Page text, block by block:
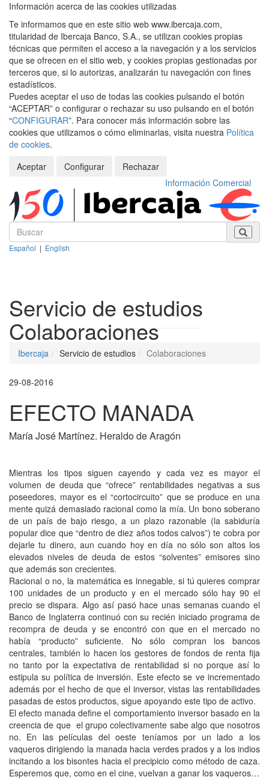
Información acerca de las cookies utilizadas
Te informamos que en este sitio web www.ibercaja.com,
titularidad de Ibercaja Banco, S.A., se utilizan cookies propias
técnicas que permiten el acceso a la navegación y a los servicios
que se ofrecen en el sitio web, y cookies propias gestionadas por
terceros que, si lo autorizas, analizarán tu navegación con fines
estadísticos.
Puedes aceptar el uso de todas las cookies pulsando el botón
“ACEPTAR” o configurar o rechazar su uso pulsando en el botón
“CONFIGURAR”. Para conocer más información sobre las
cookies que utilizamos o cómo eliminarlas, visita nuestra Política
de cookies.
Aceptar
Configurar
Rechazar
Información Comercial
Español | English
Servicio de estudios
Colaboraciones
Ibercaja Servicio de estudios Colaboraciones
29-08-2016
EFECTO MANADA
María José Martínez. Heraldo de Aragón
Mientras los tipos siguen cayendo y cada vez es mayor el
volumen de deuda que “ofrece” rentabilidades negativas a sus
poseedores, mayor es el “cortocircuito” que se produce en una
mente quizá demasiado racional como la mía. Un bono soberano
de un país de bajo riesgo, a un plazo razonable (la sabiduría
popular dice que “dentro de diez años todos calvos”) te cobra por
dejarle tu dinero, aun cuando hoy en día no sólo son altos los
elevados niveles de deuda de estos “solventes” emisores sino
que además son crecientes.
Racional o no, la matemática es innegable, si tú quieres comprar
100 unidades de un producto y en el mercado sólo hay 90 el
precio se dispara. Algo así pasó hace unas semanas cuando el
Banco de Inglaterra continuó con su recién iniciado programa de
recompra de deuda y se encontró con que en el mercado no
había “producto” suficiente. No sólo compran los bancos
centrales, también lo hacen los gestores de fondos de renta fija
no tanto por la expectativa de rentabilidad si no porque así lo
estipula su política de inversión. Este efecto se ve incrementado
además por el hecho de que el inversor, vistas las rentabilidades
pasadas de estos productos, sigue apoyando este tipo de activo.
El efecto manada define el comportamiento inversor basado en la
creencia de que el grupo colectivamente sabe algo que nosotros
no. En las películas del oeste teníamos por un lado a los
vaqueros dirigiendo la manada hacia verdes prados y a los indios
incitando a los bisontes hacia el precipicio como método de caza.
Esperemos que, como en el cine, vuelvan a ganar los vaqueros…